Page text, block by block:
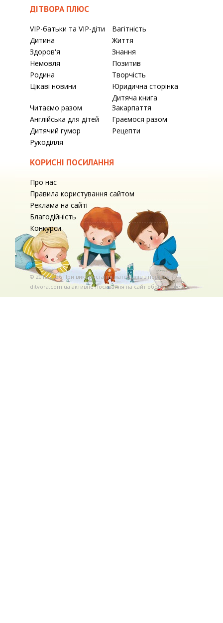
ДІТВОРА ПЛЮС
VIP-батьки та VIP-діти
Вагітність
Дитина
Життя
Здоров'я
Знання
Немовля
Позитив
Родина
Творчість
Цікаві новини
Юридична сторінка
Читаємо разом
Дитяча книга
Закарпаття
Англійська для дітей
Граємося разом
Дитячий гумор
Рецепти
Рукоділля
КОРИСНІ ПОСИЛАННЯ
Про нас
Правила користування сайтом
Реклама на сайті
Благодійність
Конкурси
© 2010-2026 При використаннi матерiалiв з порталу
ditvora.com.ua активне посилання на сайт обов'язкове. .